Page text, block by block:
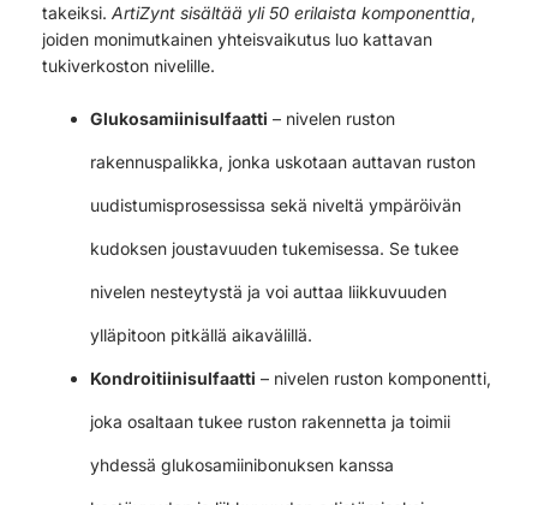
takeiksi. ArtiZynt sisältää yli 50 erilaista komponenttia,
joiden monimutkainen yhteisvaikutus luo kattavan
tukiverkoston nivelille.
Glukosamiinisulfaatti – nivelen ruston
rakennuspalikka, jonka uskotaan auttavan ruston
uudistumisprosessissa sekä niveltä ympäröivän
kudoksen joustavuuden tukemisessa. Se tukee
nivelen nesteytystä ja voi auttaa liikkuvuuden
ylläpitoon pitkällä aikavälillä.
Kondroitiinisulfaatti – nivelen ruston komponentti,
joka osaltaan tukee ruston rakennetta ja toimii
yhdessä glukosamiinibonuksen kanssa